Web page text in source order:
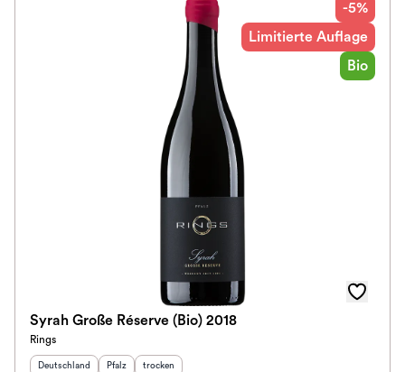
-5%
Limitierte Auflage
Bio
Syrah Große Réserve (Bio) 2018
Rings
Herkunftsland
Deutschland Herkunftsregion
Pfalz Geschmack
trocken